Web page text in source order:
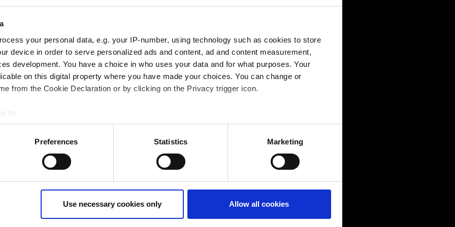
your personal data, e.g. your IP-number, using technology such as cookies to store
device in order to serve personalized ads and content, ad and content measurement,
development. You have a choice in who uses your data and for what purposes. Your
on this digital property where you have made your choices. You can change or
from the Cookie Declaration or by clicking on the Privacy trigger icon.
to:
your geographical location which can be accurate to within several meters
actively scanning it for specific characteristics (fingerprinting)
personal data is processed and set your preferences in the
Disclaimer of liability
Preferences Statistics Marketing
Use necessary cookies only Allow all cookies
il whitepaper
soluzioni